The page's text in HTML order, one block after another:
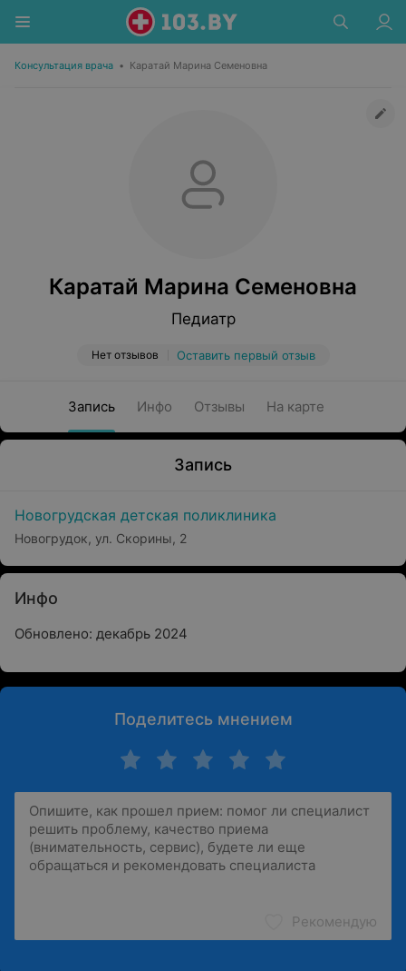
Консультация врача • Каратай Марина Семеновна
Каратай Марина Семеновна
Педиатр
Нет отзывов Оставить первый отзыв
Запись Инфо Отзывы На карте
Запись
Новогрудская детская поликлиника
Новогрудок, ул. Скорины, 2
Инфо
Обновлено: декабрь 2024
Поделитесь мнением
Рекомендую